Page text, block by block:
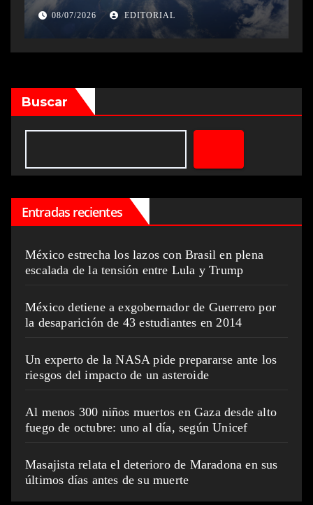
08/07/2026 EDITORIAL
Buscar
Entradas recientes
México estrecha los lazos con Brasil en plena
escalada de la tensión entre Lula y Trump
México detiene a exgobernador de Guerrero por
la desaparición de 43 estudiantes en 2014
Un experto de la NASA pide prepararse ante los
riesgos del impacto de un asteroide
Al menos 300 niños muertos en Gaza desde alto
fuego de octubre: uno al día, según Unicef
Masajista relata el deterioro de Maradona en sus
últimos días antes de su muerte